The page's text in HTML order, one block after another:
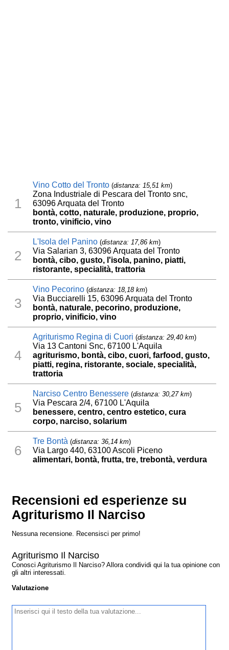
1
Vino Cotto del Tronto (distanza: 15,51 km)
Zona Industriale di Pescara del Tronto snc,
63096 Arquata del Tronto
bontà, cotto, naturale, produzione, proprio,
tronto, vinificio, vino
2
L'Isola del Panino (distanza: 17,86 km)
Via Salarian 3, 63096 Arquata del Tronto
bontà, cibo, gusto, l'isola, panino, piatti,
ristorante, specialità, trattoria
3
Vino Pecorino (distanza: 18,18 km)
Via Bucciarelli 15, 63096 Arquata del Tronto
bontà, naturale, pecorino, produzione,
proprio, vinificio, vino
4
Agriturismo Regina di Cuori (distanza: 29,40 km)
Via 13 Cantoni Snc, 67100 L'Aquila
agriturismo, bontà, cibo, cuori, farfood, gusto,
piatti, regina, ristorante, sociale, specialità,
trattoria
5
Narciso Centro Benessere (distanza: 30,27 km)
Via Pescara 2/4, 67100 L'Aquila
benessere, centro, centro estetico, cura
corpo, narciso, solarium
6
Tre Bontà (distanza: 36,14 km)
Via Largo 440, 63100 Ascoli Piceno
alimentari, bontà, frutta, tre, trebontà, verdura
Recensioni ed esperienze su
Agriturismo Il Narciso
Nessuna recensione. Recensisci per primo!
Agriturismo Il Narciso
Conosci Agriturismo Il Narciso? Allora condividi qui la tua opinione con
gli altri interessati.
Valutazione